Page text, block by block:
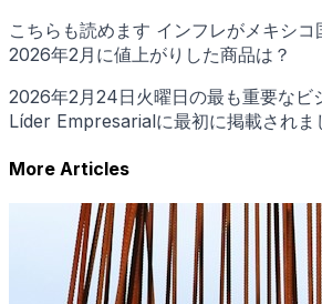
こちらも読めます インフレがメキシコ
2026年2月に値上がりした商品は？
2026年2月24日火曜日の最も重要なビ
Líder Empresarialに最初に掲載されま
More Articles